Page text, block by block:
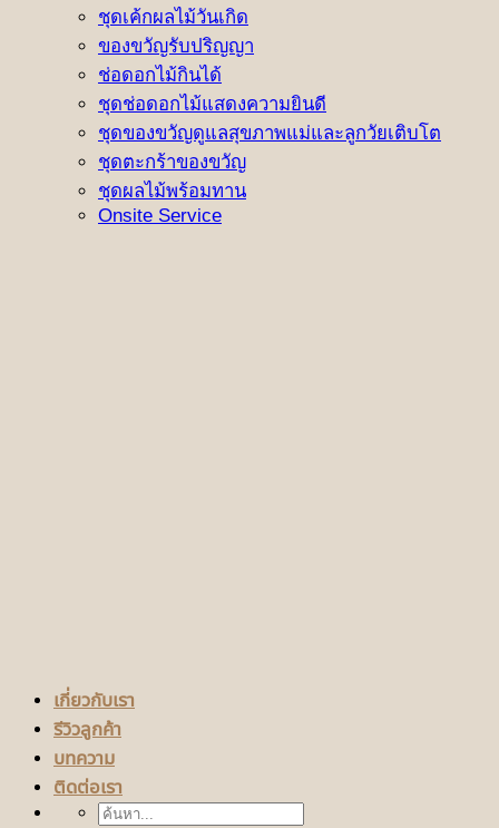
ชุดเค้กผลไม้วันเกิด
ของขวัญรับปริญญา
ช่อดอกไม้กินได้
ชุดช่อดอกไม้แสดงความยินดี
ชุดของขวัญดูแลสุขภาพแม่และลูกวัยเติบโต
ชุดตะกร้าของขวัญ
ชุดผลไม้พร้อมทาน
Onsite Service
เกี่ยวกับเรา
รีวิวลูกค้า
บทความ
ติดต่อเรา
ค้นหา: